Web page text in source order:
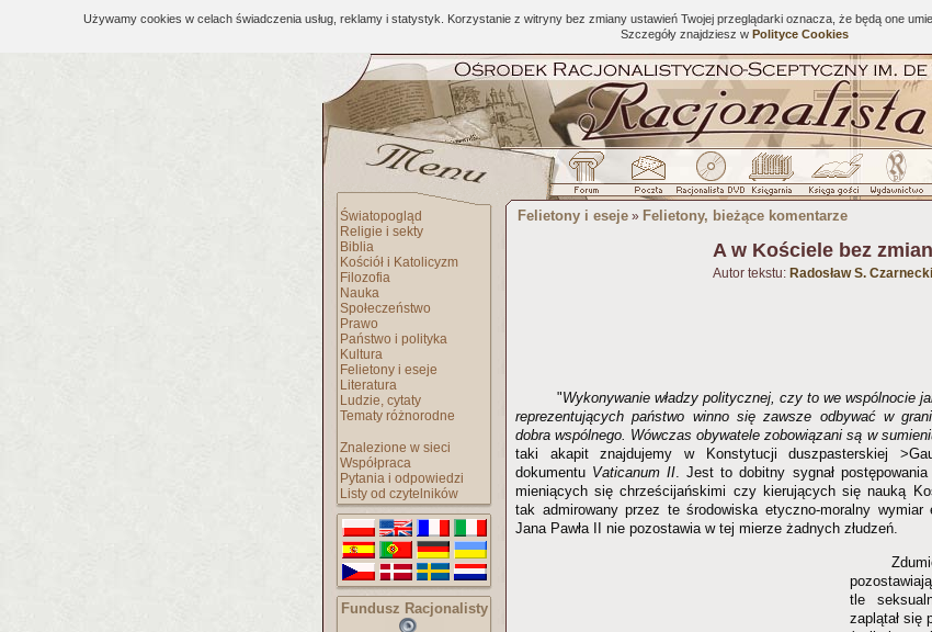
Używamy cookies w celach świadczenia usług, reklamy i statystyk. Korzystanie z witryny bez zmiany ustawień Twojej przeglądarki oznacza, że będą one
Szczegóły znajdziesz w Polityce Cookies
Światopogląd
Religie i sekty
Biblia
Kościół i Katolicyzm
Filozofia
Nauka
Społeczeństwo
Prawo
Państwo i polityka
Kultura
Felietony i eseje
Literatura
Ludzie, cytaty
Tematy różnorodne
Znalezione w sieci
Współpraca
Pytania i odpowiedzi
Listy od czytelników
Fundusz Racjonalisty
Felietony i eseje » Felietony, bieżące komentarze
A w Kościele bez zmian
Autor tekstu: Radosław S. Czarnecki
"Wykonywanie władzy politycznej, czy to we wspólnocie
reprezentujących państwo winno się zawsze odbywać w
dobra wspólnego. Wówczas obywatele zobowiązani są w
taki akapit znajdujemy w Konstytucji duszpasterskiej
dokumentu Vaticanum II. Jest to dobitny sygnał
mieniących się chrześcijańskimi czy kierujących się nauką
tak admirowany przez te środowiska etyczno-moralny
Jana Pawła II nie pozostawia w tej mierze żadnych złudzeń.
tle
zaplątał się